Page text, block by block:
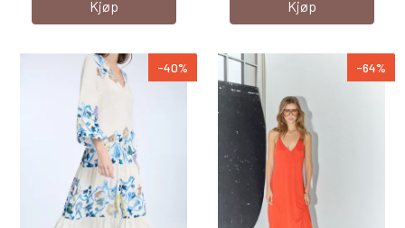
Kjøp Kjøp
-40% -64%